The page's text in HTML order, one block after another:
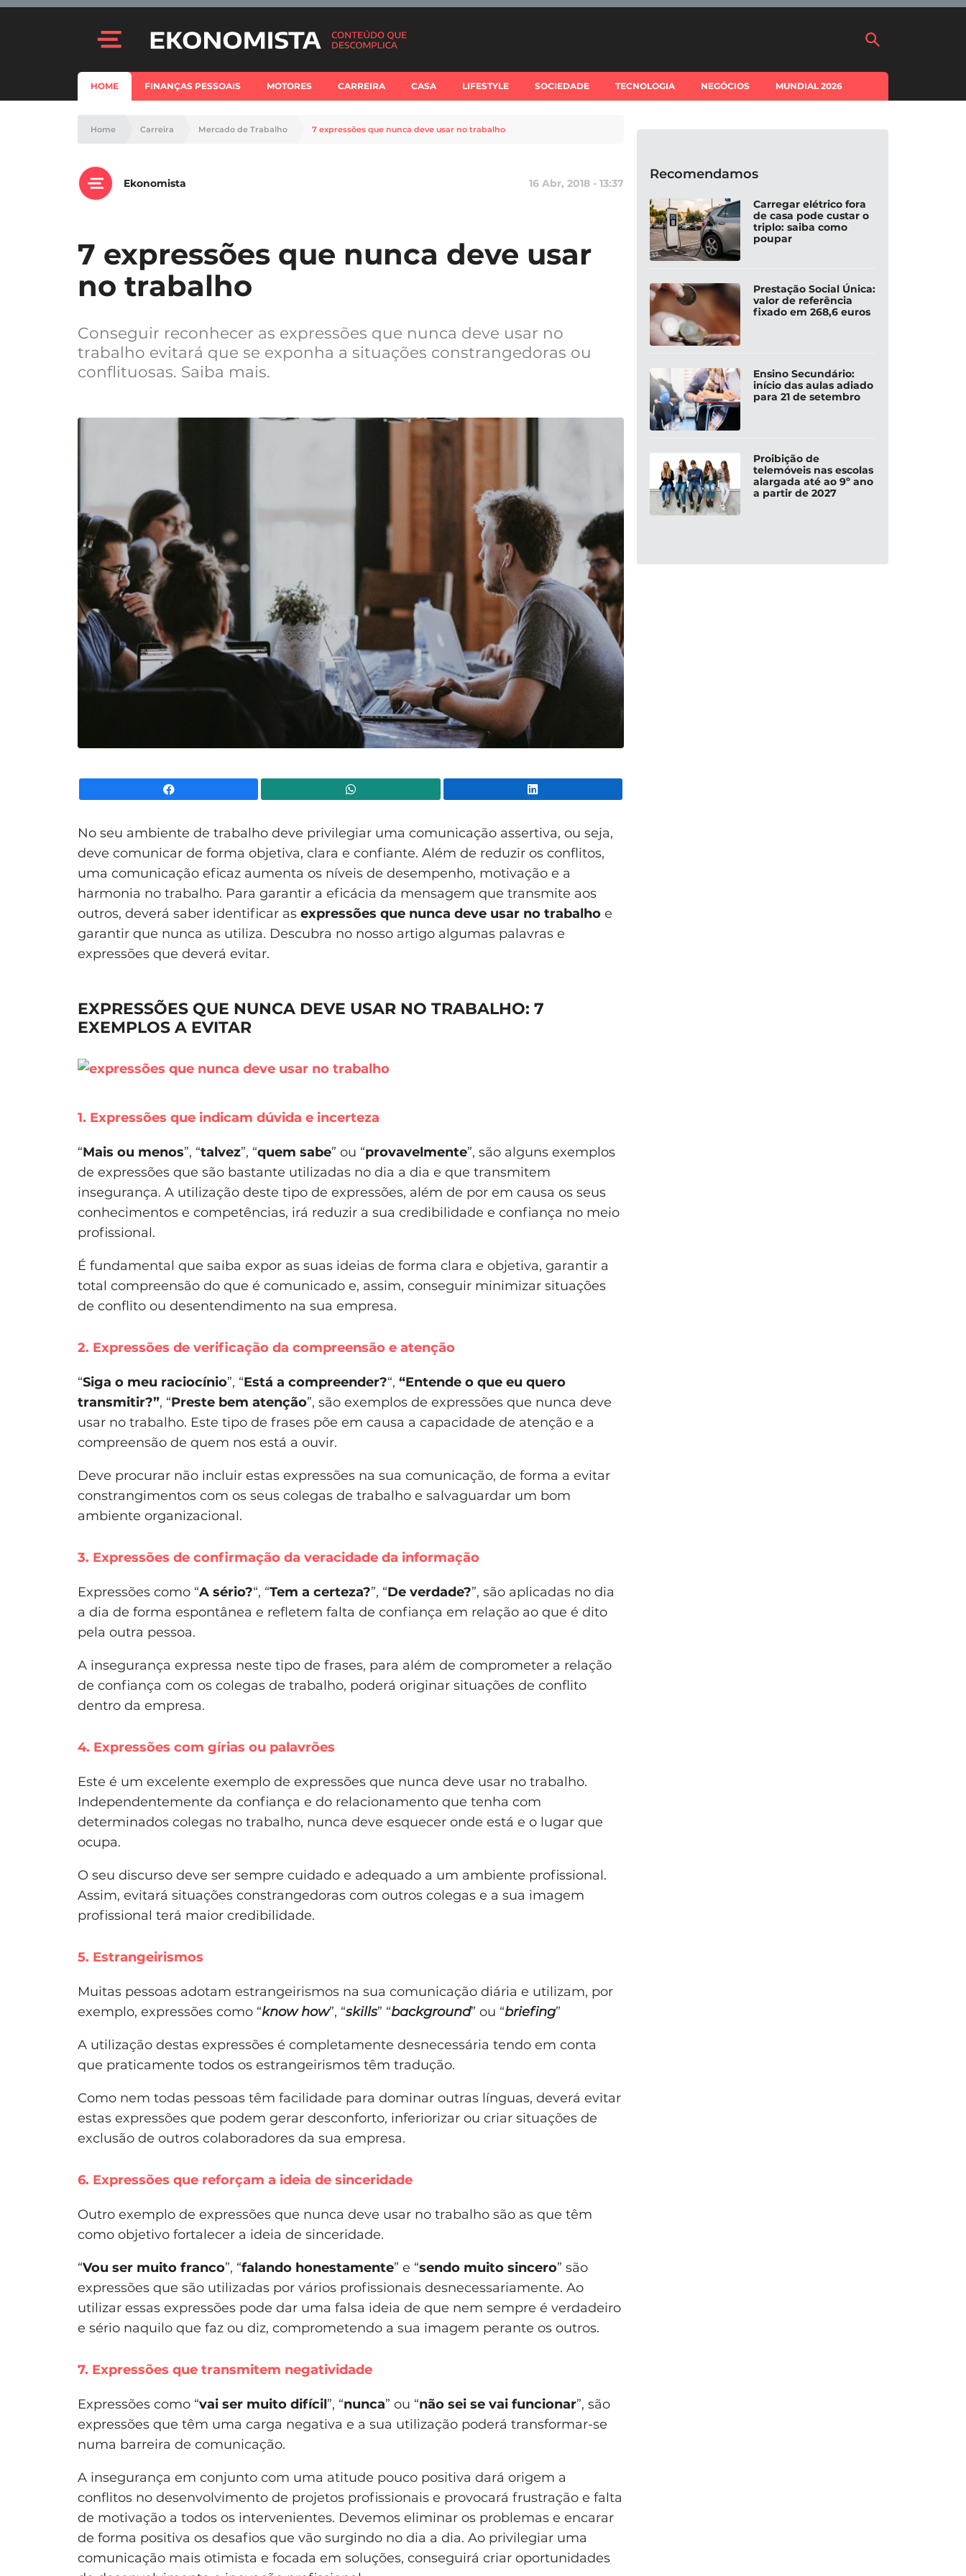
HOME FINANÇAS PESSOAIS MOTORES CARREIRA CASA LIFESTYLE SOCIEDADE TECNOLOGIA NEGÓCIOS MUNDIAL 2026
Home Carreira Mercado de Trabalho 7 expressões que nunca deve usar no trabalho
Ekonomista 16 Abr, 2018 - 13:37
7 expressões que nunca deve usar
no trabalho
Conseguir reconhecer as expressões que nunca deve usar no
trabalho evitará que se exponha a situações constrangedoras ou
conflituosas. Saiba mais.
No seu ambiente de trabalho deve privilegiar uma comunicação assertiva, ou seja,
deve comunicar de forma objetiva, clara e confiante. Além de reduzir os conflitos,
uma comunicação eficaz aumenta os níveis de desempenho, motivação e a
harmonia no trabalho. Para garantir a eficácia da mensagem que transmite aos
outros, deverá saber identificar as expressões que nunca deve usar no trabalho e
garantir que nunca as utiliza. Descubra no nosso artigo algumas palavras e
expressões que deverá evitar.
EXPRESSÕES QUE NUNCA DEVE USAR NO TRABALHO: 7
EXEMPLOS A EVITAR
1. Expressões que indicam dúvida e incerteza
“Mais ou menos”, “talvez”, “quem sabe” ou “provavelmente”, são alguns exemplos
de expressões que são bastante utilizadas no dia a dia e que transmitem
insegurança. A utilização deste tipo de expressões, além de por em causa os seus
conhecimentos e competências, irá reduzir a sua credibilidade e confiança no meio
profissional.
É fundamental que saiba expor as suas ideias de forma clara e objetiva, garantir a
total compreensão do que é comunicado e, assim, conseguir minimizar situações
de conflito ou desentendimento na sua empresa.
2. Expressões de verificação da compreensão e atenção
“Siga o meu raciocínio”, “Está a compreender?“, “Entende o que eu quero
transmitir?”, “Preste bem atenção”, são exemplos de expressões que nunca deve
usar no trabalho. Este tipo de frases põe em causa a capacidade de atenção e a
compreensão de quem nos está a ouvir.
Deve procurar não incluir estas expressões na sua comunicação, de forma a evitar
constrangimentos com os seus colegas de trabalho e salvaguardar um bom
ambiente organizacional.
3. Expressões de confirmação da veracidade da informação
Expressões como “A sério?“, “Tem a certeza?”, “De verdade?”, são aplicadas no dia
a dia de forma espontânea e refletem falta de confiança em relação ao que é dito
pela outra pessoa.
A insegurança expressa neste tipo de frases, para além de comprometer a relação
de confiança com os colegas de trabalho, poderá originar situações de conflito
dentro da empresa.
4. Expressões com gírias ou palavrões
Este é um excelente exemplo de expressões que nunca deve usar no trabalho.
Independentemente da confiança e do relacionamento que tenha com
determinados colegas no trabalho, nunca deve esquecer onde está e o lugar que
ocupa.
O seu discurso deve ser sempre cuidado e adequado a um ambiente profissional.
Assim, evitará situações constrangedoras com outros colegas e a sua imagem
profissional terá maior credibilidade.
5. Estrangeirismos
Muitas pessoas adotam estrangeirismos na sua comunicação diária e utilizam, por
exemplo, expressões como “know how”, “skills” “background” ou “briefing”
A utilização destas expressões é completamente desnecessária tendo em conta
que praticamente todos os estrangeirismos têm tradução.
Como nem todas pessoas têm facilidade para dominar outras línguas, deverá evitar
estas expressões que podem gerar desconforto, inferiorizar ou criar situações de
exclusão de outros colaboradores da sua empresa.
6. Expressões que reforçam a ideia de sinceridade
Outro exemplo de expressões que nunca deve usar no trabalho são as que têm
como objetivo fortalecer a ideia de sinceridade.
“Vou ser muito franco”, “falando honestamente” e “sendo muito sincero” são
expressões que são utilizadas por vários profissionais desnecessariamente. Ao
utilizar essas expressões pode dar uma falsa ideia de que nem sempre é verdadeiro
e sério naquilo que faz ou diz, comprometendo a sua imagem perante os outros.
7. Expressões que transmitem negatividade
Expressões como “vai ser muito difícil”, “nunca” ou “não sei se vai funcionar”, são
expressões que têm uma carga negativa e a sua utilização poderá transformar-se
numa barreira de comunicação.
A insegurança em conjunto com uma atitude pouco positiva dará origem a
conflitos no desenvolvimento de projetos profissionais e provocará frustração e falta
de motivação a todos os intervenientes. Devemos eliminar os problemas e encarar
de forma positiva os desafios que vão surgindo no dia a dia. Ao privilegiar uma
comunicação mais otimista e focada em soluções, conseguirá criar oportunidades
Recomendamos
Carregar elétrico fora
de casa pode custar o
triplo: saiba como
poupar
Prestação Social Única:
valor de referência
fixado em 268,6 euros
Ensino Secundário:
início das aulas adiado
para 21 de setembro
Proibição de
telemóveis nas escolas
alargada até ao 9º ano
a partir de 2027